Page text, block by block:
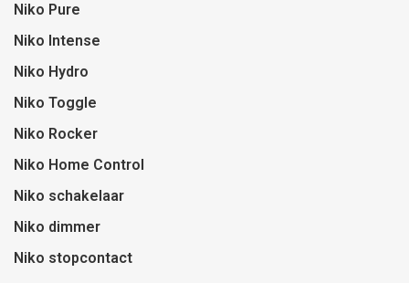
Niko Pure
Niko Intense
Niko Hydro
Niko Toggle
Niko Rocker
Niko Home Control
Niko schakelaar
Niko dimmer
Niko stopcontact